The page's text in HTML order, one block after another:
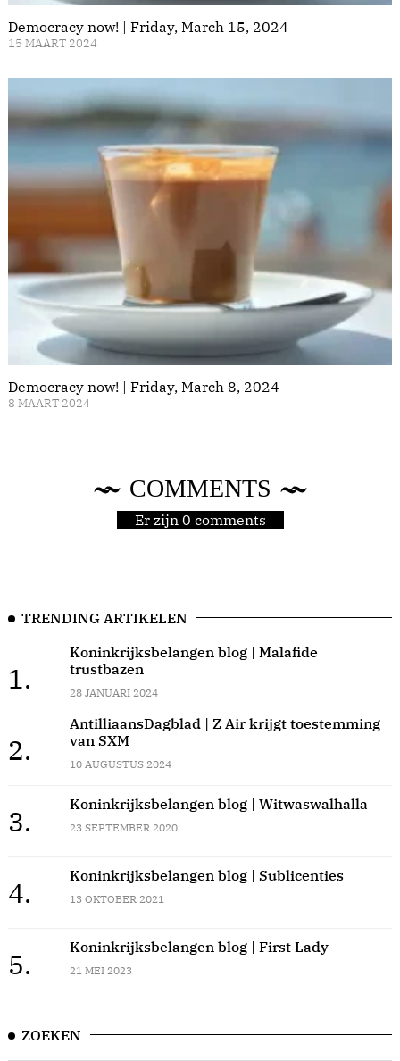
Democracy now! | Friday, March 15, 2024
15 MAART 2024
Democracy now! | Friday, March 8, 2024
8 MAART 2024
COMMENTS
Er zijn 0 comments
TRENDING ARTIKELEN
1.
Koninkrijksbelangen blog | Malafide
trustbazen
28 JANUARI 2024
2.
AntilliaansDagblad | Z Air krijgt toestemming
van SXM
10 AUGUSTUS 2024
3.
Koninkrijksbelangen blog | Witwaswalhalla
23 SEPTEMBER 2020
4.
Koninkrijksbelangen blog | Sublicenties
13 OKTOBER 2021
5.
Koninkrijksbelangen blog | First Lady
21 MEI 2023
ZOEKEN